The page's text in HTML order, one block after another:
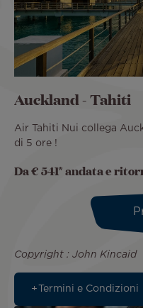
Auckland - Tahiti
Air Tahiti Nui collega
di 5 ore !
Da € 541* andata e
Copyright : John Kincaid
Termini e Condizioni